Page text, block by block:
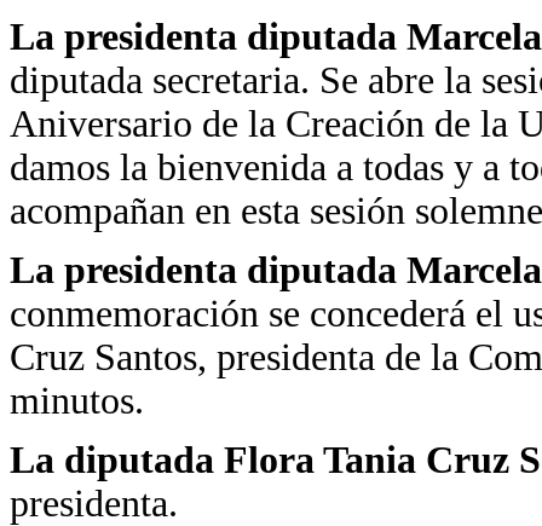
La presidenta diputada
diputada secretaria. Se abre la
Aniversario de la Creación de la
damos la bienvenida a todas y a
acompañan en esta sesión
La presidenta diputada
conmemoración se concederá el
Cruz Santos, presidenta de la
minutos.
La diputada Flora Tania Cruz
presidenta.